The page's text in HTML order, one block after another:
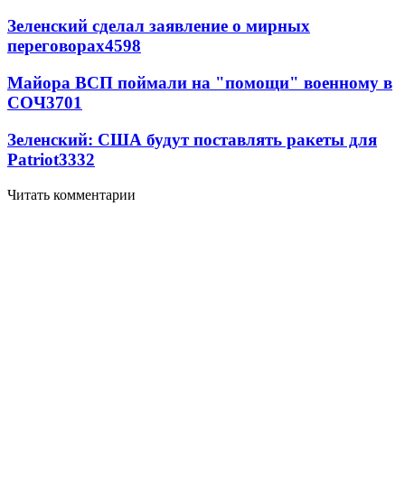
Зеленский сделал заявление о мирных
переговорах4598
Майора ВСП поймали на "помощи" военному в
СОЧ3701
Зеленский: США будут поставлять ракеты для
Patriot3332
Читать комментарии